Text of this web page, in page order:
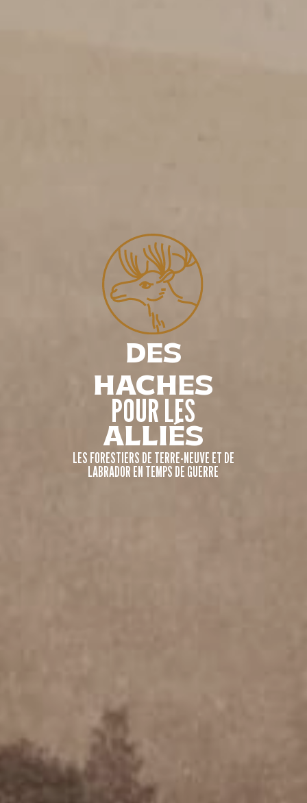
DES
HACHES
POUR LES
ALLIÉS
LES FORESTIERS DE TERRE-NEUVE ET DE
LABRADOR EN TEMPS DE GUERRE